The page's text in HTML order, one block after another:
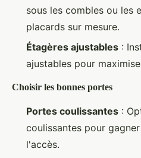
sous les combles ou les
placards sur mesure.
Étagères ajustables :
ajustables pour
Choisir les bonnes portes
Portes coulissantes :
coulissantes pour
l'accès.